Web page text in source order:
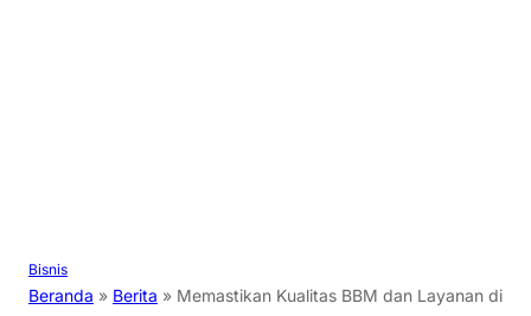
Bisnis
Beranda » Berita » Memastikan Kualitas BBM dan Layanan di